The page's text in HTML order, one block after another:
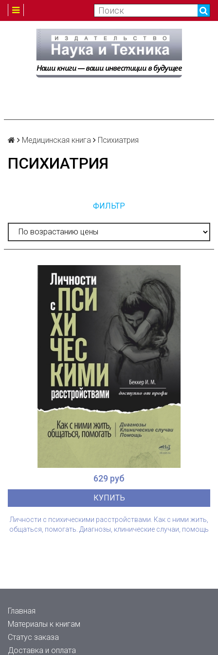
Медицинская книга Психиатрия
ПСИХИАТРИЯ
ФИЛЬТР
629 руб
КУПИТЬ
Личности с психическими расстройствами. Как с ними жить,
общаться, помогать. Диагнозы, клинические случаи, помощь
Главная
Материалы к книгам
Статус заказа
Доставка и оплата